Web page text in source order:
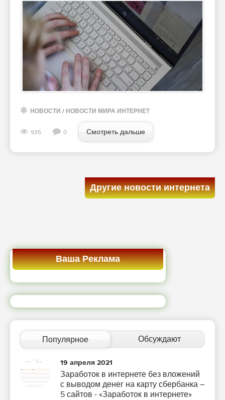
НОВОСТИ / НОВОСТИ МИРА ИНТЕРНЕТ
935 0 Смотреть дальше
Другие новости интернета
Ваша Реклама
Популярное Обсуждают
19 апреля 2021
Заработок в интернете без вложений
с выводом денег на карту сбербанка –
5 сайтов - «Заработок в интернете»